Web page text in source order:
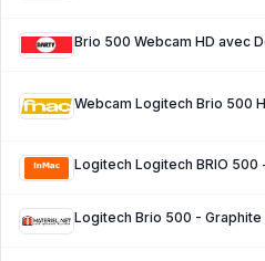
Logitech Brio 500 - Graphite